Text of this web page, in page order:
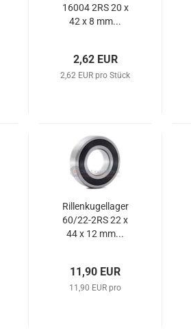
16004 2RS 20 x
42 x 8 mm...
2,62 EUR
2,62 EUR pro Stück
Rillenkugellager
60/22-2RS 22 x
44 x 12 mm...
11,90 EUR
11,90 EUR pro